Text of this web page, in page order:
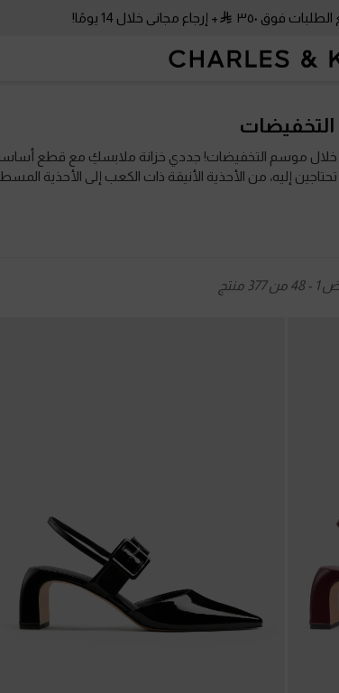
فوق ٣٥٠ + إرجاع مجاني خلال 14 يومًا!
التخفيضات
موسم التخفيضات! جددي خزانة ملابسكِ مع قطع
إليه، من الأحذية الأنيقة ذات الكعب إلى الأحذية
1
-
48 من377 منتج